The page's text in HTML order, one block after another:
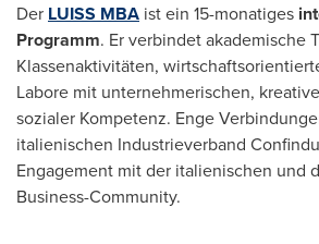
Der LUISS MBA ist ein 15-monatiges
Programm. Er verbindet akademische
Klassenaktivitäten,
Labore mit unternehmerischen,
sozialer Kompetenz. Enge
italienischen Industrieverband
Engagement mit der italienischen und
Business-Community.